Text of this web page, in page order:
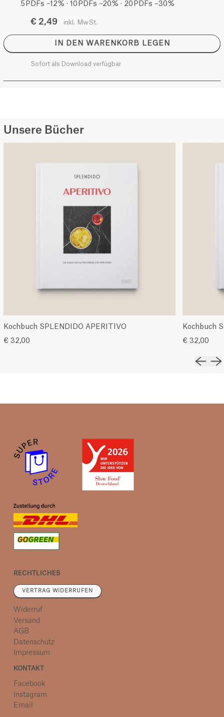
5 PDFs –12 % · 10 PDFs –20 % · 20 PDFs –30 %
€ 2,49 inkl. MwSt.
IN DEN WARENKORB LEGEN
Sofort als Download verfügbar
Unsere Bücher
Kochbuch SPLENDIDO APERITIVO
Kochbuch SPLENDIDO APERITIVO
€ 32,00
Kochbuch
€ 32,00
RECHTLICHES
VERTRAG WIDERRUFEN
Widerruf
Versand
AGB
Datenschutz
Impressum
KONTAKT
Facebook
Instagram
Email